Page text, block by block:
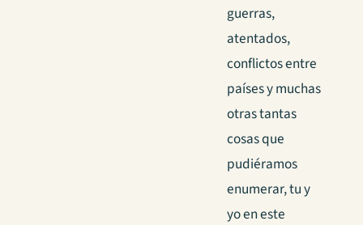
guerras,
atentados,
conflictos entre
países y muchas
otras tantas
cosas que
pudiéramos
enumerar, tu y
yo en este